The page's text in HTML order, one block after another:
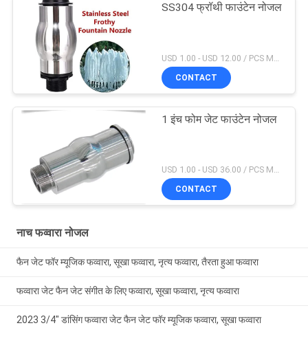
SS304 फ्रॉथी फाउंटेन नोजल
CONTACT
1 इंच फोम जेट फाउंटेन नोजल
USD 1.00 - USD 36.00 / PCS MOQ:1 टुकड़ा
CONTACT
नाच फव्वारा नोजल
फैन जेट फॉर म्यूजिक फव्वारा, सूखा फव्वारा, नृत्य फव्वारा, तैरता हुआ फव्वारा
फव्वारा जेट फैन जेट संगीत के लिए फव्वारा, सूखा फव्वारा, नृत्य फव्वारा
2023 3/4" डांसिंग फव्वारा जेट फैन जेट फॉर म्यूजिक फव्वारा, सूखा फव्वारा